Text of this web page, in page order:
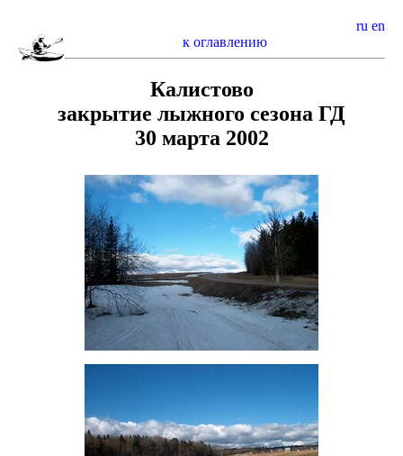
ru en
к оглавлению
Калистово
закрытие лыжного сезона ГД
30 марта 2002